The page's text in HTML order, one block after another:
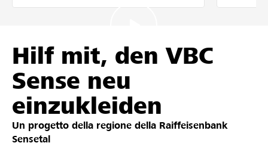
Collegarsi
Registrazione
DE FR IT
Hilf mit, den VBC
Sense neu
einzukleiden
Un progetto della regione della Raiffeisenbank
Sensetal